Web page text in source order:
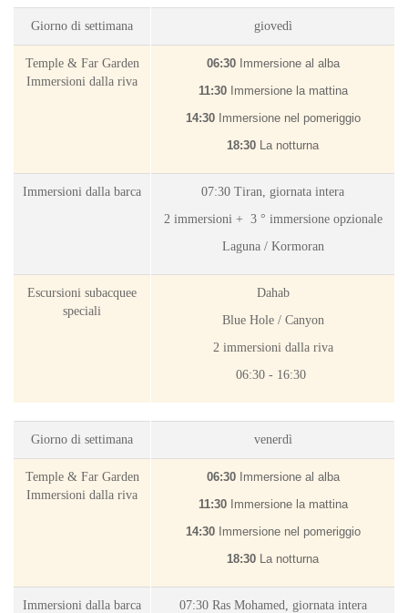
Giorno di settimana giovedì
Temple & Far Garden
Immersioni dalla riva
06:30Immersione al alba
11:30 Immersione la mattina
14:30Immersione nel pomeriggio
18:30 La notturna
Immersioni dalla barca
07:30 Tiran, giornata intera
2 immersioni + 3 ° immersione opzionale
Laguna / Kormoran
Escursioni subacquee
speciali
Dahab
Blue Hole / Canyon
2 immersioni dalla riva
06:30 - 16:30
Giorno di settimana venerdì
Temple & Far Garden
Immersioni dalla riva
06:30Immersione al alba
11:30 Immersione la mattina
14:30Immersione nel pomeriggio
18:30 La notturna
Immersioni dalla barca
07:30 Ras Mohamed, giornata intera